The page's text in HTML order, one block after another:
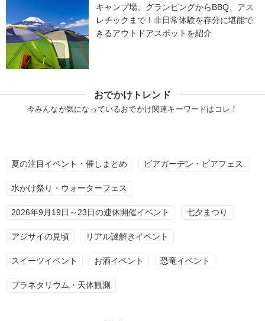
キャンプ場、グランピングからBBQ、アス
レチックまで！非日常体験を存分に堪能で
きるアウトドアスポットを紹介
おでかけトレンド
今みんなが気になっているおでかけ関連キーワードはコレ！
夏の注目イベント・催しまとめ ビアガーデン・ビアフェス
水かけ祭り・ウォーターフェス
2026年9月19日～23日の連休開催イベント 七夕まつり
アジサイの見頃 リアル謎解きイベント
スイーツイベント お酒イベント 恐竜イベント
プラネタリウム・天体観測